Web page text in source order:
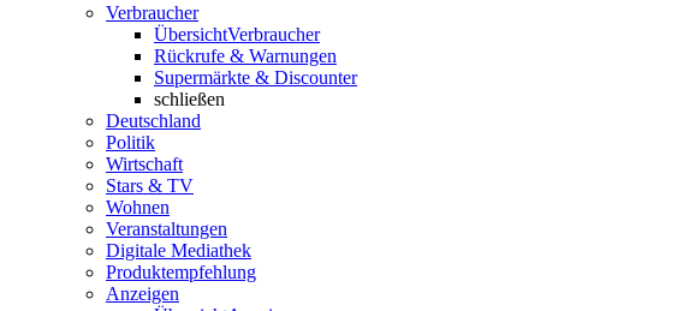
Verbraucher
ÜbersichtVerbraucher
Rückrufe & Warnungen
Supermärkte & Discounter
schließen
Deutschland
Politik
Wirtschaft
Stars & TV
Wohnen
Veranstaltungen
Digitale Mediathek
Produktempfehlung
Anzeigen